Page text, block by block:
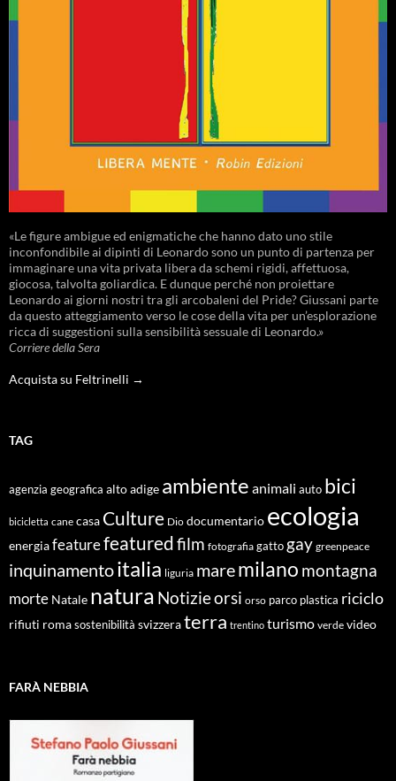
«Le figure ambigue ed enigmatiche che hanno dato uno stile
inconfondibile ai dipinti di Leonardo sono un punto di partenza per
immaginare una vita privata libera da schemi rigidi, affettuosa,
giocosa, talvolta goliardica. E dunque perché non proiettare
Leonardo ai giorni nostri tra gli arcobaleni del Pride? Giussani parte
da questo atteggiamento verso le cose della vita per un’esplorazione
ricca di suggestioni sulla sensibilità sessuale di Leonardo.»
Corriere della Sera
Acquista su Feltrinelli →
TAG
agenzia geografica alto adige ambiente animali auto bici
bicicletta cane casa Culture Dio documentario ecologia
energiafeaturefeaturedfilm fotografia gatto gay greenpeace
inquinamentoitalia liguria maremilano montagna
morte Natale natura Notizieorsi orso parco plastica riciclo
rifiuti roma sostenibilità svizzeraterra trentino turismo verde video
FARÀ NEBBIA